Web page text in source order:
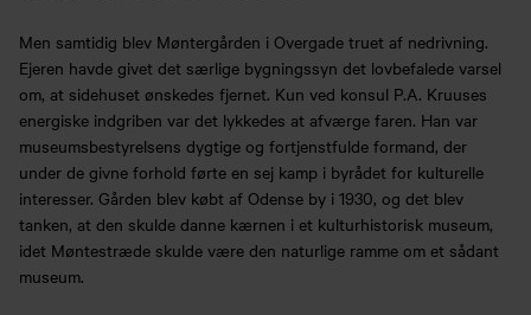
Men samtidig blev Møntergården i Overgade truet af nedrivning.
Ejeren havde givet det særlige bygningssyn det lovbefalede varsel
om, at sidehuset ønskedes fjernet. Kun ved konsul P.A. Kruuses
energiske indgriben var det lykkedes at afværge faren. Han var
museumsbestyrelsens dygtige og fortjenstfulde formand, der
under de givne forhold førte en sej kamp i byrådet for kulturelle
interesser. Gården blev købt af Odense by i 1930, og det blev
tanken, at den skulde danne kærnen i et kulturhistorisk museum,
idet Møntestræde skulde være den naturlige ramme om et sådant
museum.